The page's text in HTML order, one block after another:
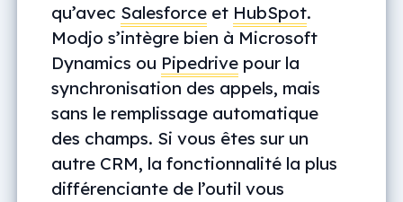
qu’avec Salesforce et HubSpot.
Modjo s’intègre bien à Microsoft
Dynamics ou Pipedrive pour la
synchronisation des appels, mais
sans le remplissage automatique
des champs. Si vous êtes sur un
autre CRM, la fonctionnalité la plus
différenciante de l’outil vous